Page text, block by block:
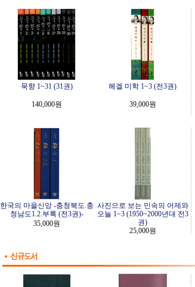
묵향 1~31 (31권)
140,000원
헤겔 미학 1~3 (전3권)
39,000원
한국의 마을신앙 -충청북도.충
청남도1.2.부록 (전3권)-
35,000원
사진으로 보는 민속의 어제와
오늘 1~3 (1950~2000년대 전3
권)
25,000원